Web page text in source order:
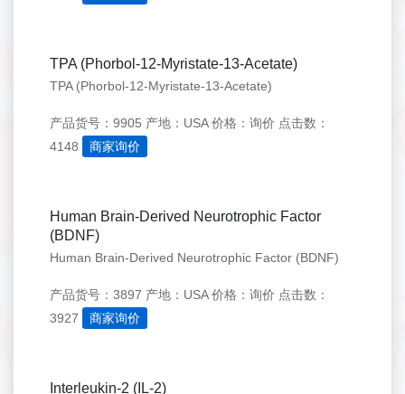
TPA (Phorbol-12-Myristate-13-Acetate)
TPA (Phorbol-12-Myristate-13-Acetate)
产品货号：9905 产地：USA 价格：询价 点击数：
4148
商家询价
Human Brain-Derived Neurotrophic Factor
(BDNF)
Human Brain-Derived Neurotrophic Factor (BDNF)
产品货号：3897 产地：USA 价格：询价 点击数：
3927
商家询价
Interleukin-2 (IL-2)